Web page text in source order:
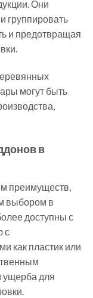
Они
группировать
и предотвращая
могут быть
в
преимуществ,
выбором в
доступны с
с
как пластик или
ущерба для